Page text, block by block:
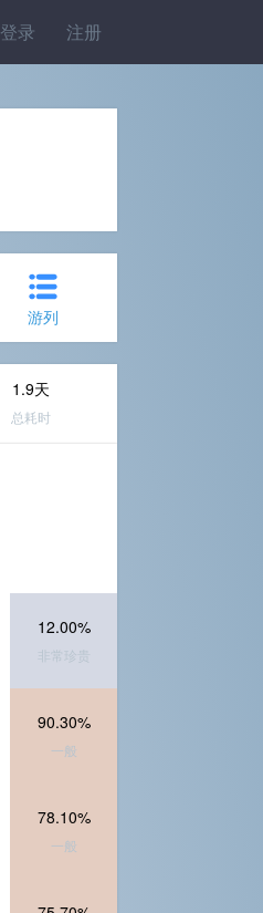
登录 注册
游列
1.9天
总耗时
12.00%
非常珍贵
90.30%
一般
78.10%
一般